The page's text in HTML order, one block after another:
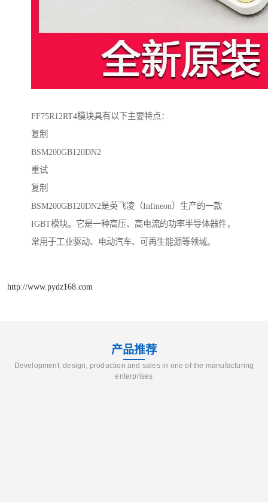
FF75R12RT4模块具有以下主要特点：
复制
BSM200GB120DN2
重试
复制
BSM200GB120DN2是英飞凌（Infineon）生产的一款
IGBT模块。它是一种高压、高电流的功率半导体器件，
常用于工业驱动、电动汽车、可再生能源等领域。
http://www.pydz168.com
产品推荐
Development, design, production and sales in one of the manufacturing
enterprises